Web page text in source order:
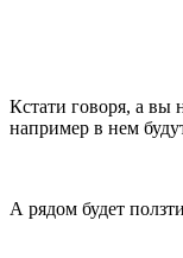
Кстати говоря, а вы
например в нем
А рядом будет